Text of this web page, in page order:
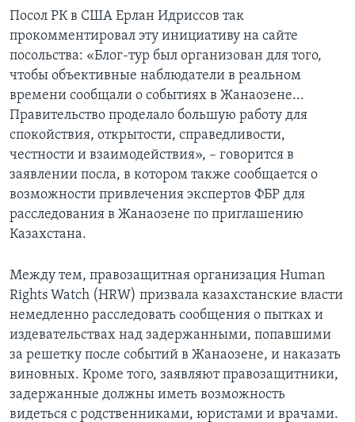
Посол РК в США Ерлан Идриссов так
прокомментировал эту инициативу на сайте
посольства: «Блог-тур был организован для того,
чтобы объективные наблюдатели в реальном
времени сообщали о событиях в Жанаозене...
Правительство проделало большую работу для
спокойствия, открытости, справедливости,
честности и взаимодействия», – говорится в
заявлении посла, в котором также сообщается о
возможности привлечения экспертов ФБР для
расследования в Жанаозене по приглашению
Казахстана.
Между тем, правозащитная организация Human
Rights Watch (HRW) призвала казахстанские власти
немедленно расследовать сообщения о пытках и
издевательствах над задержанными, попавшими
за решетку после событий в Жанаозене, и наказать
виновных. Кроме того, заявляют правозащитники,
задержанные должны иметь возможность
видеться с родственниками, юристами и врачами.